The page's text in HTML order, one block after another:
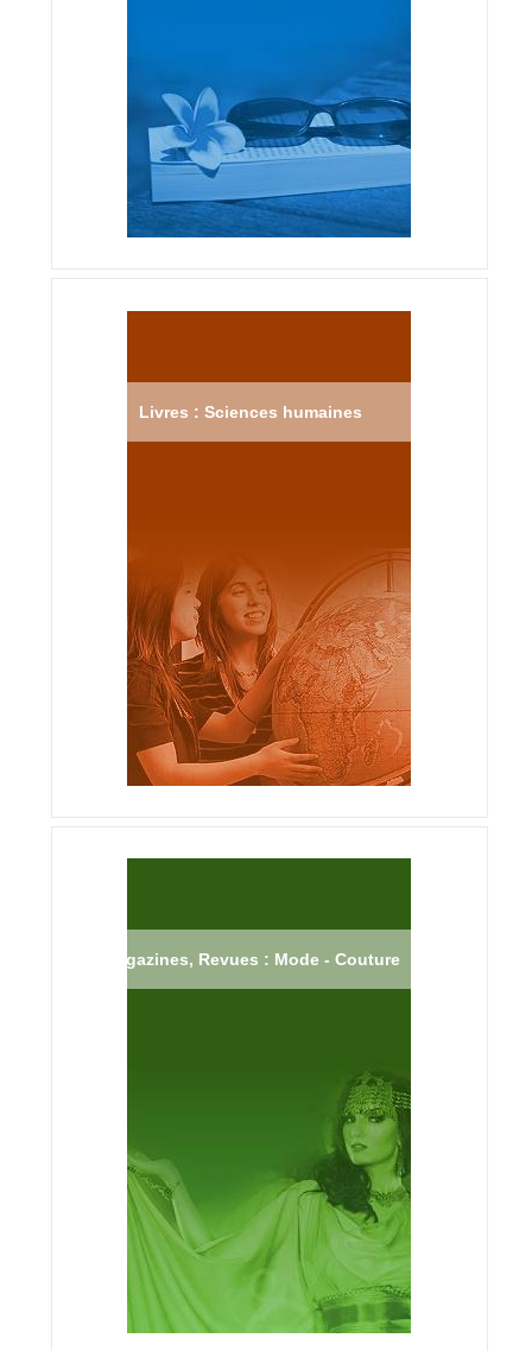
Livres : Sciences humaines
Magazines, Revues : Mode - Couture